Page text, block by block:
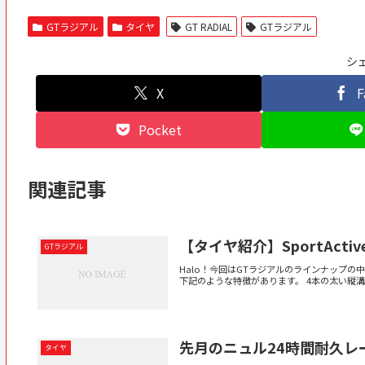
GTラジアル タイヤ GT RADIAL GTラジアル
シ
X
Pocket
関連記事
GTラジアル 【タイヤ紹介】
Halo！今回はGTラジアルのラインナップの
下記のような特徴があります。 4本の太い縦
タイヤ 先月のニュル24時間耐久